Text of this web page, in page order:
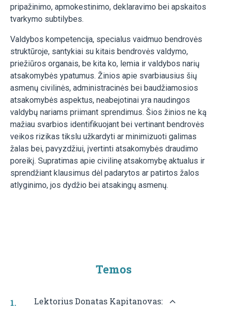
pripažinimo, apmokestinimo, deklaravimo bei apskaitos
tvarkymo subtilybes.
Valdybos kompetencija, specialus vaidmuo bendrovės
struktūroje, santykiai su kitais bendrovės valdymo,
priežiūros organais, be kita ko, lemia ir valdybos narių
atsakomybės ypatumus. Žinios apie svarbiausius šių
asmenų civilinės, administracinės bei baudžiamosios
atsakomybės aspektus, neabejotinai yra naudingos
valdybų nariams priimant sprendimus. Šios žinios ne ką
mažiau svarbios identifikuojant bei vertinant bendrovės
veikos rizikas tikslu užkardyti ar minimizuoti galimas
žalas bei, pavyzdžiui, įvertinti atsakomybės draudimo
poreikį. Supratimas apie civilinę atsakomybę aktualus ir
sprendžiant klausimus dėl padarytos ar patirtos žalos
atlyginimo, jos dydžio bei atsakingų asmenų.
Temos
Lektorius Donatas Kapitanovas: